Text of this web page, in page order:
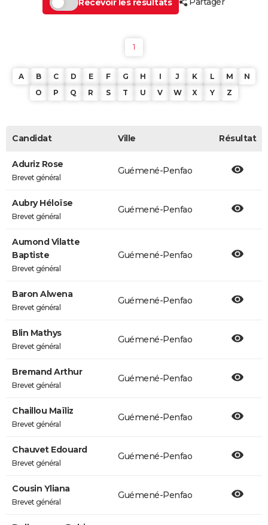
Recevoir les résultats
1
A B C D E F G H I J K L M
N
O
P Q R S T U V W X Y Z
Candidat Ville Résultat
Aduriz Rose
Brevet général
Guémené-Penfao
Aubry Héloïse
Brevet général
Guémené-Penfao
Aumond Vilatte
Baptiste
Brevet général
Guémené-Penfao
Baron Alwena
Brevet général
Guémené-Penfao
Blin Mathys
Brevet général
Guémené-Penfao
Bremand Arthur
Brevet général
Guémené-Penfao
Chaillou Maïliz
Brevet général
Guémené-Penfao
Chauvet Edouard
Brevet général
Guémené-Penfao
Cousin Yliana
Brevet général
Guémené-Penfao